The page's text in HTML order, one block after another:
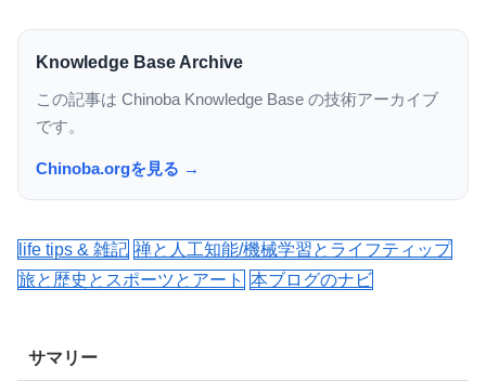
Knowledge Base Archive
この記事は Chinoba Knowledge Base の技術アーカイブ
です。
Chinoba.orgを見る →
life tips & 雑記 禅と人工知能/機械学習とライフティップ
旅と歴史とスポーツとアート 本ブログのナビ
サマリー